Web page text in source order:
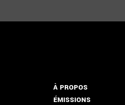
À PROPOS
ÉMISSIONS